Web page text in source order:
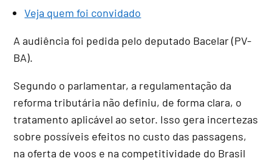
Veja quem foi convidado
A audiência foi pedida pelo deputado Bacelar (PV-
BA).
Segundo o parlamentar, a regulamentação da
reforma tributária não definiu, de forma clara, o
tratamento aplicável ao setor. Isso gera incertezas
sobre possíveis efeitos no custo das passagens,
na oferta de voos e na competitividade do Brasil